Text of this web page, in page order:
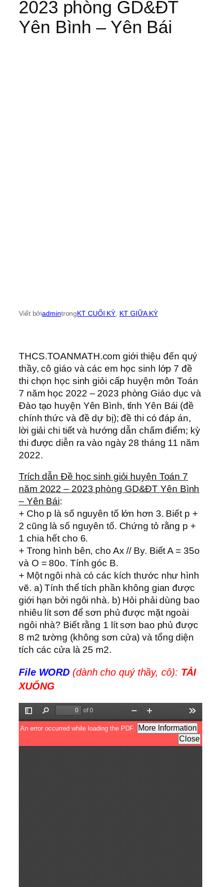
2023 phòng GD&ĐT
Yên Bình – Yên Bái
Viết bởiadmintrongKT CUỐI KỲ KT GIỮA KỲ
THCS.TOANMATH.com giới thiệu đến quý
thầy, cô giáo và các em học sinh lớp 7 đề
thi chọn học sinh giỏi cấp huyện môn Toán
7 năm học 2022 – 2023 phòng Giáo dục và
Đào tạo huyện Yên Bình, tỉnh Yên Bái (đề
chính thức và đề dự bị); đề thi có đáp án,
lời giải chi tiết và hướng dẫn chấm điểm; kỳ
thi được diễn ra vào ngày 28 tháng 11 năm
2022.
Trích dẫn Đề học sinh giỏi huyện Toán 7
năm 2022 – 2023 phòng GD&ĐT Yên Bình
– Yên Bái:
+ Cho p là số nguyên tố lớn hơn 3. Biết p +
2 cũng là số nguyên tố. Chứng tỏ rằng p +
1 chia hết cho 6.
+ Trong hình bên, cho Ax // By. Biết A = 35o
và O = 80o. Tính góc B.
+ Một ngôi nhà có các kích thước như hình
vẽ. a) Tính thể tích phần không gian được
giới hạn bởi ngôi nhà. b) Hỏi phải dùng bao
nhiêu lít sơn để sơn phủ được mặt ngoài
ngôi nhà? Biết rằng 1 lít sơn bao phủ được
8 m2 tường (không sơn cửa) và tổng diện
tích các cửa là 25 m2.
File WORD (dành cho quý thầy, cô): TẢI
XUỐNG